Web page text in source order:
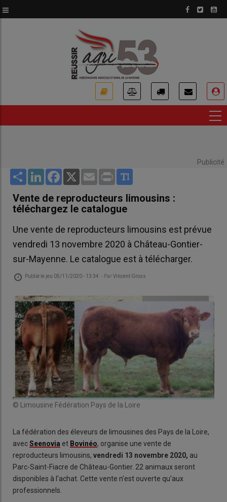
au
Publicité
Share LinkedInFacebook
X Email Print
Vente de reproducteurs limousins :
téléchargez le catalogue
Une vente de reproducteurs limousins est prévue
vendredi 13 novembre 2020 à Château-Gontier-
sur-Mayenne. Le catalogue est à télécharger.
Publié le jeu 05/11/2020 - 13:34 - ParVincent Gross
© Limousine Fédération Pays de la Loire
La fédération des éleveurs de limousines des Pays de la Loire,
avecSeenovia et Bovinéo, organise une vente de
reproducteurs limousins, vendredi 13 novembre 2020, au
Parc-Saint-Fiacre de Château-Gontier. 22 animaux seront
disponibles à l'achat. Cette vente n'est ouverte qu'aux
professionnels.